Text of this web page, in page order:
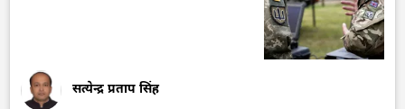
सत्येन्द्र प्रताप सिंह